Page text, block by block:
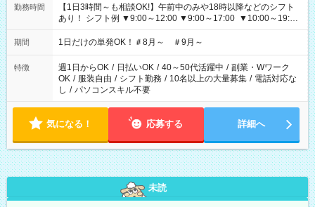
勤務時間
【1日3時間～も相談OK!】午前中のみや18時以降などのシフト
あり！ シフト例 ▼9:00～12:00 ▼9:00～17:00 ▼10:00～19:00
▼18:00～21:00
期間 1日だけの単発OK！＃8月～ ＃9月～
特徴 週1日からOK / 日払いOK / 40～50代活躍中 / 副業・Wワーク
OK / 服装自由 / シフト勤務 / 10名以上の大量募集 / 電話対応な
し / パソコンスキル不要
気になる！ 応募する 詳細へ
未読